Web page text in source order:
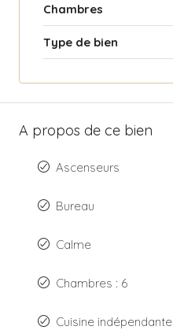
Chambres
Type de bien
A propos de ce bien
Ascenseurs
Bureau
Calme
Chambres : 6
Cuisine indépendante